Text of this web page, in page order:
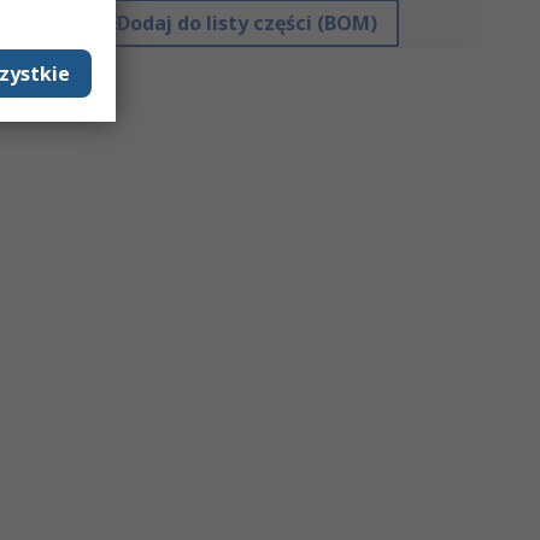
Dodaj do listy części (BOM)